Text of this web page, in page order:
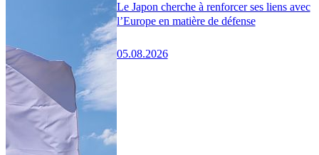
Le Japon cherche à renforcer ses liens avec
l’Europe en matière de défense
05.08.2026